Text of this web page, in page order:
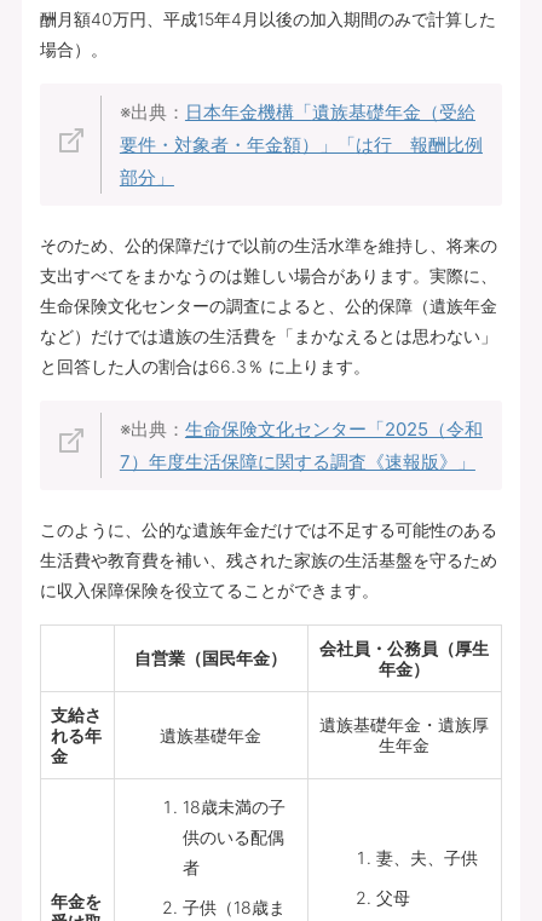
酬月額40万円、平成15年4月以後の加入期間のみで計算した
場合）。
※出典： 日本年金機構「遺族基礎年金（受給
要件・対象者・年金額）
」「は行 報酬比例
部分 」
そのため、公的保障だけで以前の生活水準を維持し、将来の
支出すべてをまかなうのは難しい場合があります。実際に、
生命保険文化センターの調査によると、公的保障（遺族年金
など）だけでは遺族の生活費を「まかなえるとは思わない」
と回答した人の割合は66.3％ に上ります。
※出典： 生命保険文化センター「2025（令和
7）年度生活保障に関する調査《速報版》
」
このように、公的な遺族年金だけでは不足する可能性のある
生活費や教育費を補い、残された家族の生活基盤を守るため
に収入保障保険を役立てることができます。
自営業（国民年金）
会社員・公務員（厚生
年金）
支給さ
れる年
金
遺族基礎年金
遺族基礎年金・遺族厚
生年金
年金を
18歳未満の子
供のいる配偶
者
子供（18歳ま
妻、夫、子供
父母